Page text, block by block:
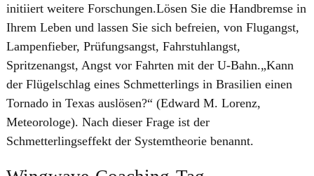
initiiert weitere Forschungen.Lösen Sie die Handbremse in
Ihrem Leben und lassen Sie sich befreien, von Flugangst,
Lampenfieber, Prüfungsangst, Fahrstuhlangst,
Spritzenangst, Angst vor Fahrten mit der U‑Bahn.„Kann
der Flügelschlag eines Schmetterlings in Brasilien einen
Tornado in Texas auslösen?“ (Edward M. Lorenz,
Meteorologe). Nach dieser Frage ist der
Schmetterlingseffekt der Systemtheorie benannt.